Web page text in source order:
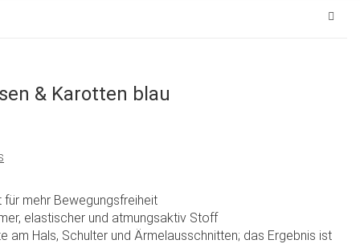
& Karotten blau
mehr Bewegungsfreiheit
elastischer und atmungsaktiv Stoff
am Hals, Schulter und Ärmelausschnitten; das Ergebnis ist